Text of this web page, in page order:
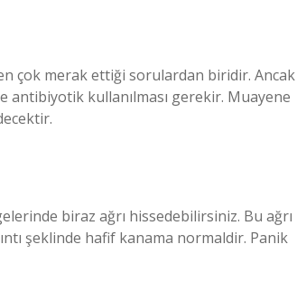
çok merak ettiği sorulardan biridir. Ancak
antibiyotik kullanılması gerekir. Muayene
biraz ağrı hissedebilirsiniz. Bu ağrı
şeklinde hafif kanama normaldir. Panik